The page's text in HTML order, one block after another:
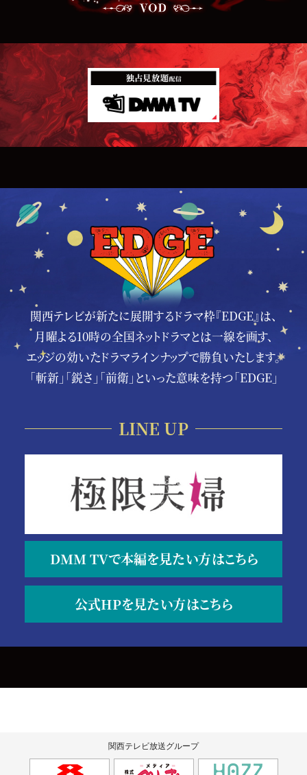
関西テレビが新たに展開するドラマ枠『EDGE』は、
月曜よる10時の全国ネットドラマとは一線を画す、
エッジの効いたドラマラインナップで勝負いたします。
「斬新」「鋭さ」「前衛」といった意味を持つ「EDGE」
LINE UP
DMM TVで本編を見たい方はこちら
公式HPを見たい方はこちら
関西テレビ放送グループ